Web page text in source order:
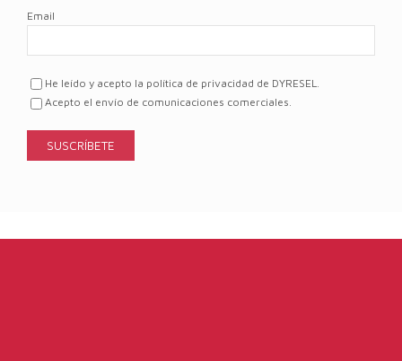
Email
He leído y acepto la política de privacidad de DYRESEL.
Acepto el envío de comunicaciones comerciales.